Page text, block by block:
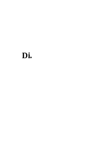
Di.